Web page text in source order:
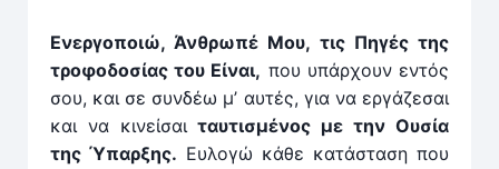
Ενεργοποιώ, Άνθρωπέ Μου, τις Πηγές της
τροφοδοσίας του Είναι, που υπάρχουν εντός
σου, και σε συνδέω μ’ αυτές, για να εργάζεσαι
και να κινείσαιταυτισμένος με την Ουσία
της Ύπαρξης. Ευλογώ κάθε κατάσταση που